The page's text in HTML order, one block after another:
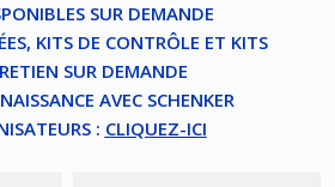
SUR DEMANDE
KITS DE CONTRÔLE ET KITS
SUR DEMANDE
AVEC SCHENKER
: CLIQUEZ-ICI